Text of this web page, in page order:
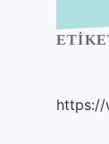
https://